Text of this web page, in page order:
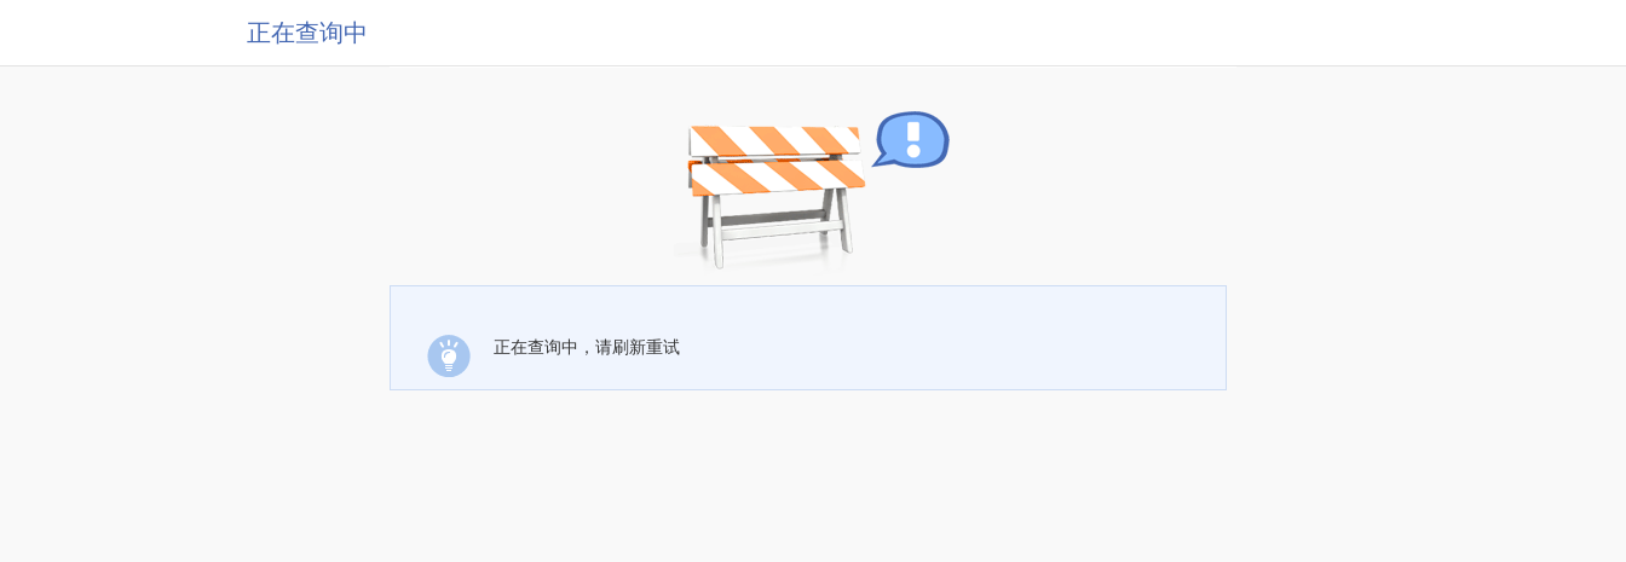
正在查询中
正在查询中，请刷新重试